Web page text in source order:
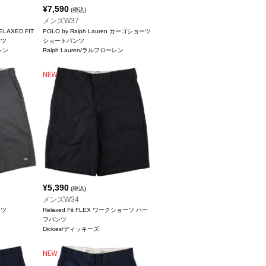
FIT
ン
¥7,590 (税込)
メンズW37
POLO by Ralph Lauren カーゴショーツ
ショートパンツ
Ralph Lauren/ラルフローレン
¥5,390 (税込)
メンズW34
Relaxed Fit FLEX ワークショーツ ハー
フパンツ
Dickies/ディッキーズ